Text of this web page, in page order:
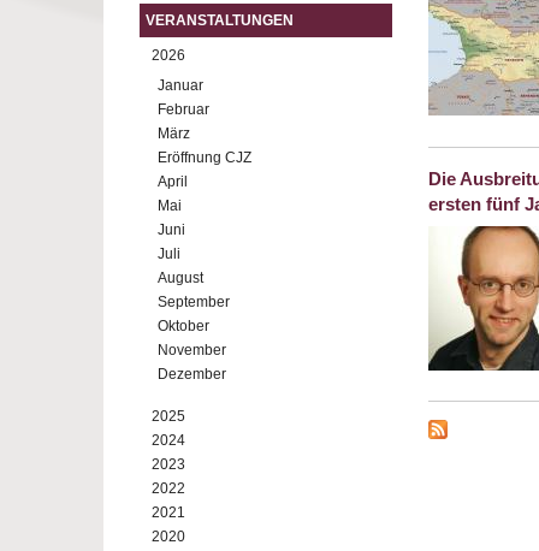
VERANSTALTUNGEN
2026
Januar
Februar
März
Eröffnung CJZ
April
Mai
Juni
Juli
August
September
Oktober
November
Dezember
2025
2024
2023
2022
2021
2020
Die
ersten fünf